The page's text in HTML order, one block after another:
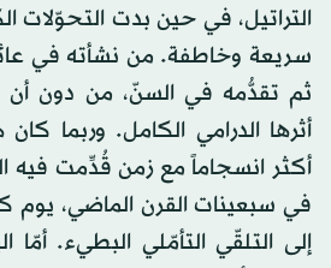
التراتيل، في حين بدت التحوّلات
سريعة وخاطفة. من نشأته في
ثم تقدُّمه في السنّ، من دون
أثرها الدرامي الكامل. وربما
أكثر انسجاماً مع زمن قُدِّمت فيه
في سبعينات القرن الماضي، يوم
إلى التلقّي التأمّلي البطيء. أمّا